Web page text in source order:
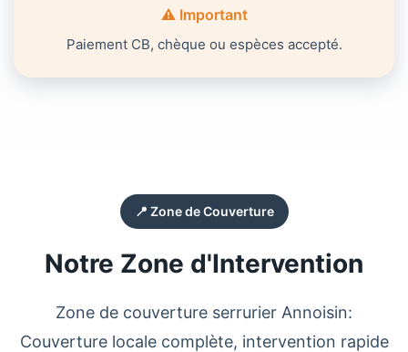
⚠️ Important
Paiement CB, chèque ou espèces accepté.
📍 Zone de Couverture
Notre Zone d'Intervention
Zone de couverture serrurier Annoisin:
Couverture locale complète, intervention rapide